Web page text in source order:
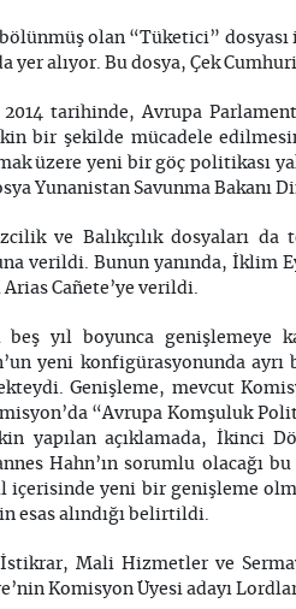
olan “Tüketici”
yer alıyor. Bu dosya, Çek
2014 tarihinde, Avrupa
bir şekilde mücadele
üzere yeni bir göç politikası
Yunanistan Savunma Bakanı
ve Balıkçılık dosyaları
verildi. Bunun yanında, İklim
Cañete’ye verildi.
beş yıl boyunca genişlemeye
yeni konfigürasyonunda
Genişleme, mevcut
“Avrupa Komşuluk
yapılan açıklamada, İkinci
Hahn’ın sorumlu olacağı
içerisinde yeni bir genişleme
esas alındığı belirtildi.
Mali Hizmetler ve
Komisyon Üyesi adayı